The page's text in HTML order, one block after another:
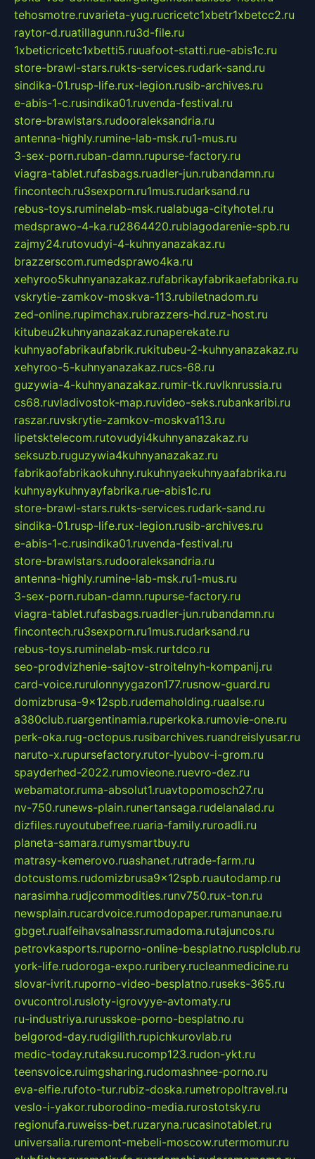
tehosmotre.ruvarieta-yug.rucricetc1xbetr1xbetcc2.ru
raytor-d.ruatillagunn.ru3d-file.ru
1xbeticricetc1xbetti5.ruuafoot-statti.rue-abis1c.ru
store-brawl-stars.rukts-services.rudark-sand.ru
sindika-01.rusp-life.rux-legion.rusib-archives.ru
e-abis-1-c.rusindika01.ruvenda-festival.ru
store-brawlstars.rudooraleksandria.ru
antenna-highly.rumine-lab-msk.ru1-mus.ru
3-sex-porn.ruban-damn.rupurse-factory.ru
viagra-tablet.rufasbags.ruadler-jun.rubandamn.ru
fincontech.ru3sexporn.ru1mus.rudarksand.ru
rebus-toys.ruminelab-msk.rualabuga-cityhotel.ru
medsprawo-4-ka.ru2864420.rublagodarenie-spb.ru
zajmy24.rutovudyi-4-kuhnyanazakaz.ru
brazzerscom.rumedsprawo4ka.ru
xehyroo5kuhnyanazakaz.rufabrikayfabrikaefabrika.ru
vskrytie-zamkov-moskva-113.rubiletnadom.ru
zed-online.rupimchax.rubrazzers-hd.ruz-host.ru
kitubeu2kuhnyanazakaz.runaperekate.ru
kuhnyaofabrikaufabrik.rukitubeu-2-kuhnyanazakaz.ru
xehyroo-5-kuhnyanazakaz.rucs-68.ru
guzywia-4-kuhnyanazakaz.rumir-tk.ruvlknrussia.ru
cs68.ruvladivostok-map.ruvideo-seks.rubankaribi.ru
raszar.ruvskrytie-zamkov-moskva113.ru
lipetsktelecom.rutovudyi4kuhnyanazakaz.ru
seksuzb.ruguzywia4kuhnyanazakaz.ru
fabrikaofabrikaokuhny.rukuhnyaekuhnyaafabrika.ru
kuhnyaykuhnyayfabrika.rue-abis1c.ru
store-brawl-stars.rukts-services.rudark-sand.ru
sindika-01.rusp-life.rux-legion.rusib-archives.ru
e-abis-1-c.rusindika01.ruvenda-festival.ru
store-brawlstars.rudooraleksandria.ru
antenna-highly.rumine-lab-msk.ru1-mus.ru
3-sex-porn.ruban-damn.rupurse-factory.ru
viagra-tablet.rufasbags.ruadler-jun.rubandamn.ru
fincontech.ru3sexporn.ru1mus.rudarksand.ru
rebus-toys.ruminelab-msk.rurtdco.ru
seo-prodvizhenie-sajtov-stroitelnyh-kompanij.ru
card-voice.rurulonnyygazon177.rusnow-guard.ru
domizbrusa-9x12spb.rudemaholding.ruaalse.ru
a380club.ruargentinamia.ruperkoka.rumovie-one.ru
perk-oka.rug-octopus.rusibarchives.ruandreislyusar.ru
naruto-x.rupursefactory.rutor-lyubov-i-grom.ru
spayderhed-2022.rumovieone.ruevro-dez.ru
webamator.ruma-absolut1.ruavtopomosch27.ru
nv-750.runews-plain.runertansaga.rudelanalad.ru
dizfiles.ruyoutubefree.ruaria-family.ruroadli.ru
planeta-samara.rumysmartbuy.ru
matrasy-kemerovo.ruashanet.rutrade-farm.ru
dotcustoms.rudomizbrusa9x12spb.ruautodamp.ru
narasimha.rudjcommodities.runv750.rux-ton.ru
newsplain.rucardvoice.rumodopaper.rumanunae.ru
gbget.rualfeihavsalnassr.rumadoma.rutajuncos.ru
petrovkasports.ruporno-online-besplatno.rusplclub.ru
york-life.rudoroga-expo.ruribery.rucleanmedicine.ru
slovar-ivrit.ruporno-video-besplatno.ruseks-365.ru
ovucontrol.rusloty-igrovyye-avtomaty.ru
ru-industriya.rurusskoe-porno-besplatno.ru
belgorod-day.rudigilith.rupichkurovlab.ru
medic-today.rutaksu.rucomp123.rudon-ykt.ru
teensvoice.ruimgsharing.rudomashnee-porno.ru
eva-elfie.rufoto-tur.rubiz-doska.rumetropoltravel.ru
veslo-i-yakor.ruborodino-media.rurostotsky.ru
regionufa.ruweiss-bet.ruzaryna.rucasinotablet.ru
universalia.ruremont-mebeli-moscow.rutermomur.ru